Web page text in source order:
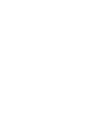
un
con